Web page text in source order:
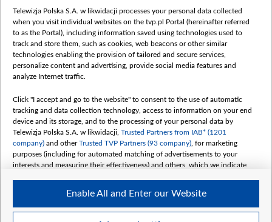
Безопасность
Youtube
Белсат news
Белсат Life
Belsat English
Biełsat PL
Белсат Now
Белсат Shorts
Белсат History
Белсат Music
Белсат Doc
My consents
Telewizja Polska S.A. w likwidacji processes your personal data collected
when you visit individual websites on the tvp.pl Portal (hereinafter referred
to as the Portal), including information saved using technologies used to
track and store them, such as cookies, web beacons or other similar
technologies enabling the provision of tailored and secure services,
personalize content and advertising, provide social media features and
analyze Internet traffic.
Click "I accept and go to the website" to consent to the use of automatic
tracking and data collection technology, access to information on your end
device and its storage, and to the processing of your personal data by
Telewizja Polska S.A. w likwidacji, Trusted Partners from IAB* (1201
company) and otherTrusted TVP Partners (93 company) , for marketing
purposes (including for automated matching of advertisements to your
interests and measuring their effectiveness) and others, which we indicate
The purposes of processing your data by TVP S.A. w likwidacji are as
follows:
Enable All and Enter our Website